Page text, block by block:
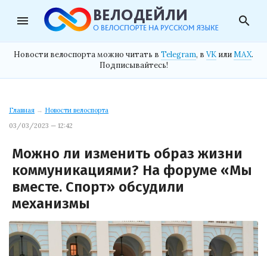
menu search
Новости велоспорта можно читать в Telegram, в VK илиMAX.
Подписывайтесь!
Главная → Новости велоспорта
03/03/2023 — 12:42
Можно ли изменить образ жизни
коммуникациями? На форуме «Мы
вместе. Спорт» обсудили
механизмы